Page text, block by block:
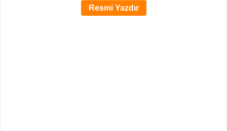
Resmi Yazdır